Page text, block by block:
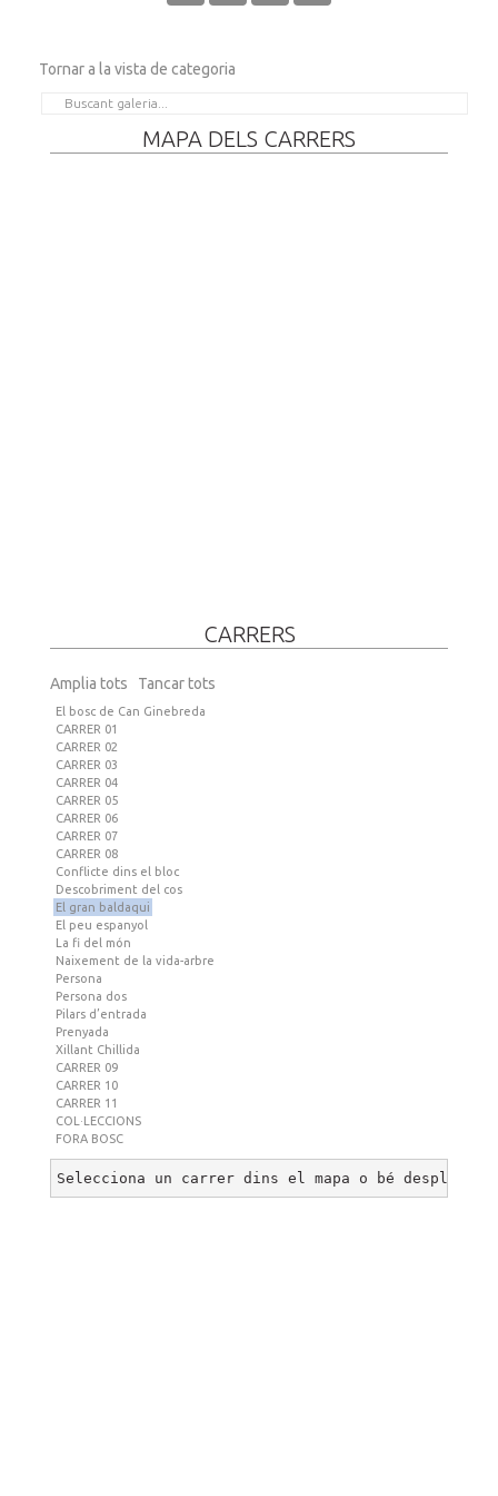
Tornar a la vista de categoria
MAPA DELS CARRERS
CARRERS
Amplia tots Tancar tots
El bosc de Can Ginebreda
CARRER 01
CARRER 02
CARRER 03
CARRER 04
CARRER 05
CARRER 06
CARRER 07
CARRER 08
Conflicte dins el bloc
Descobriment del cos
El gran baldaqui
El peu espanyol
La fi del món
Naixement de la vida-arbre
Persona
Persona dos
Pilars d’entrada
Prenyada
Xillant Chillida
CARRER 09
CARRER 10
CARRER 11
COL·LECCIONS
FORA BOSC
Selecciona un carrer dins el mapa o bé